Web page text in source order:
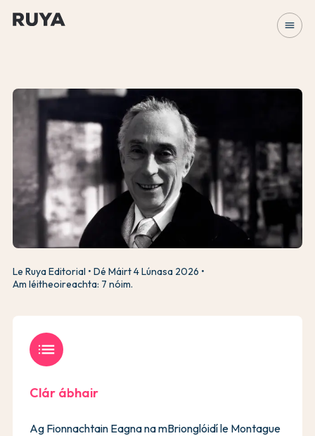
menu
Le Ruya Editorial
Dé Máirt 4 Lúnasa 2026
Am léitheoireachta: 7 nóim.
list
Clár ábhair
Ag Fionnachtain Eagna na mBrionglóidí le Montague